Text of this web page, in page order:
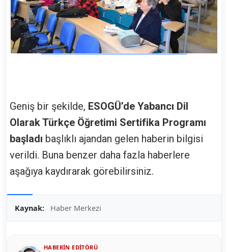
Geniş bir şekilde, ESOGÜ’de Yabancı Dil
Olarak Türkçe Öğretimi Sertifika Programı
başladı başlıklı ajandan gelen haberin bilgisi
verildi. Buna benzer daha fazla haberlere
aşağıya kaydırarak görebilirsiniz.
Kaynak: Haber Merkezi
HABERIN EDITÖRÜ